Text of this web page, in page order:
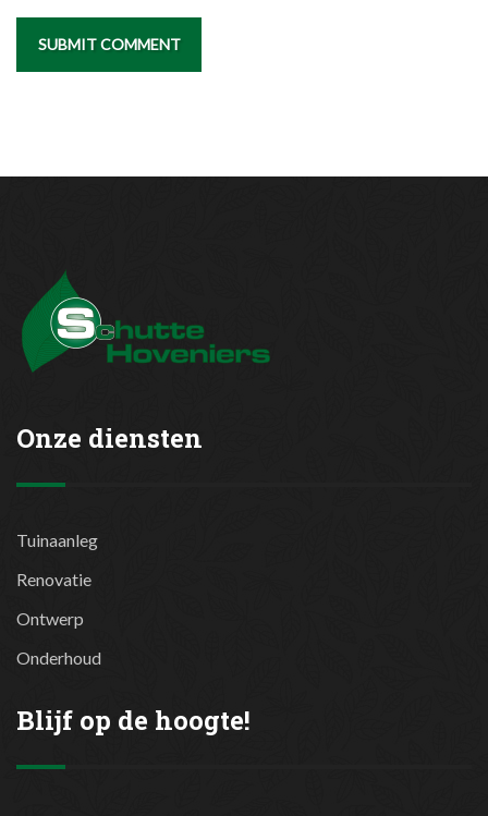
SUBMIT COMMENT
Onze diensten
Tuinaanleg
Renovatie
Ontwerp
Onderhoud
Blijf op de hoogte!